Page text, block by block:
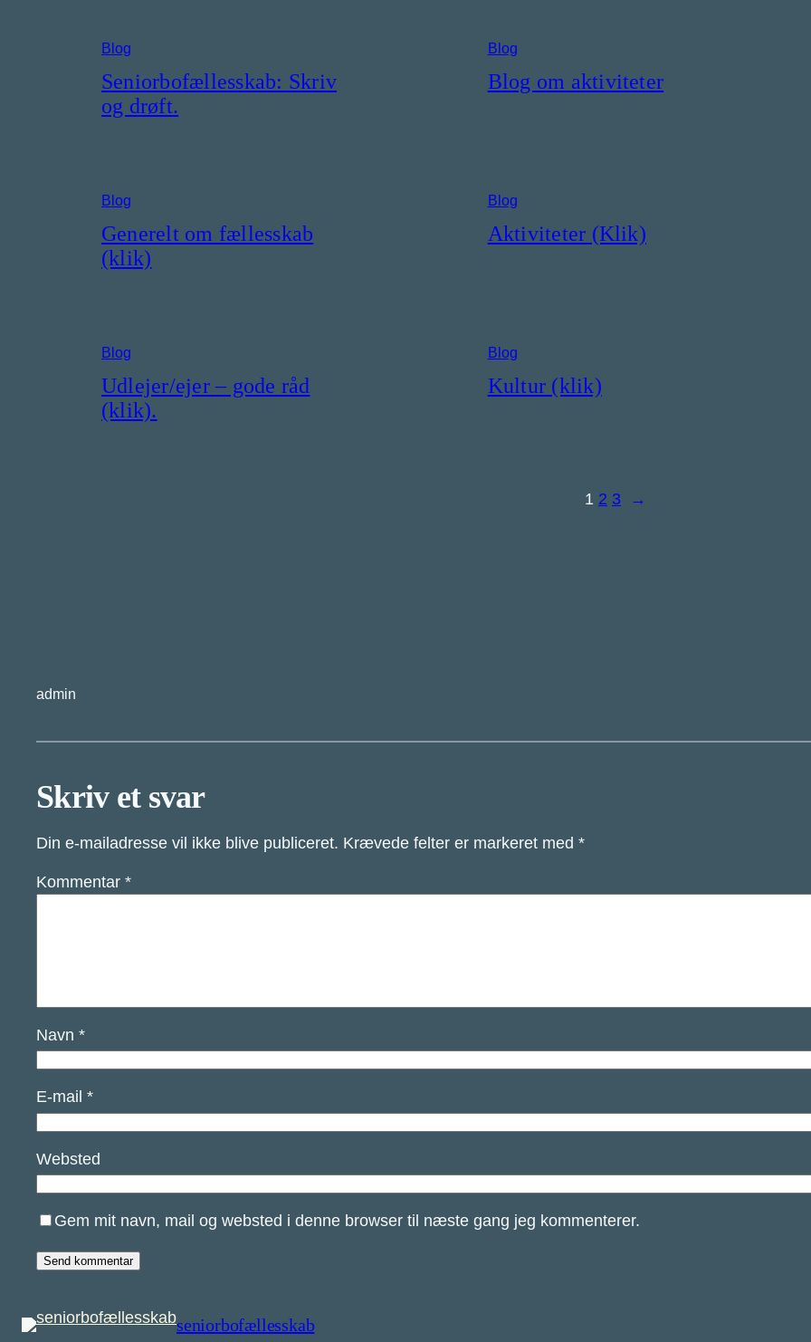
Blog
Seniorbofællesskab: Skriv
og drøft.
Blog
Blog om aktiviteter
Blog
Generelt om fællesskab
(klik)
Blog
Aktiviteter (Klik)
Blog
Udlejer/ejer – gode råd
(klik).
Blog
Kultur (klik)
1 2 3 →
admin
Skriv et svar
Din e-mailadresse vil ikke blive publiceret. Krævede felter er markeret med *
Kommentar *
Navn *
E-mail *
Websted
Gem mit navn, mail og websted i denne browser til næste gang jeg kommenterer.
seniorbofællesskab